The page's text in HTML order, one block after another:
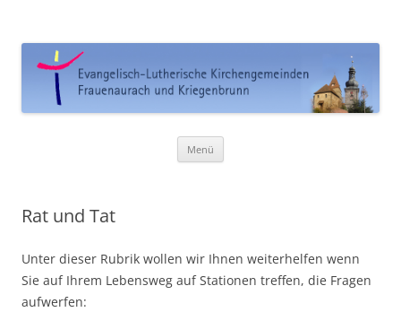
Frauenaurach-Kriegenbrunn
Menü
Rat und Tat
Unter dieser Rubrik wollen wir Ihnen weiterhelfen wenn
Sie auf Ihrem Lebensweg auf Stationen treffen, die Fragen
aufwerfen: